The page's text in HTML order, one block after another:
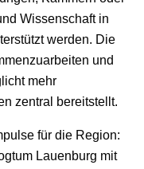
Wissenschaft in
werden. Die
und
mehr
zentral bereitstellt.
für die Region:
Lauenburg mit